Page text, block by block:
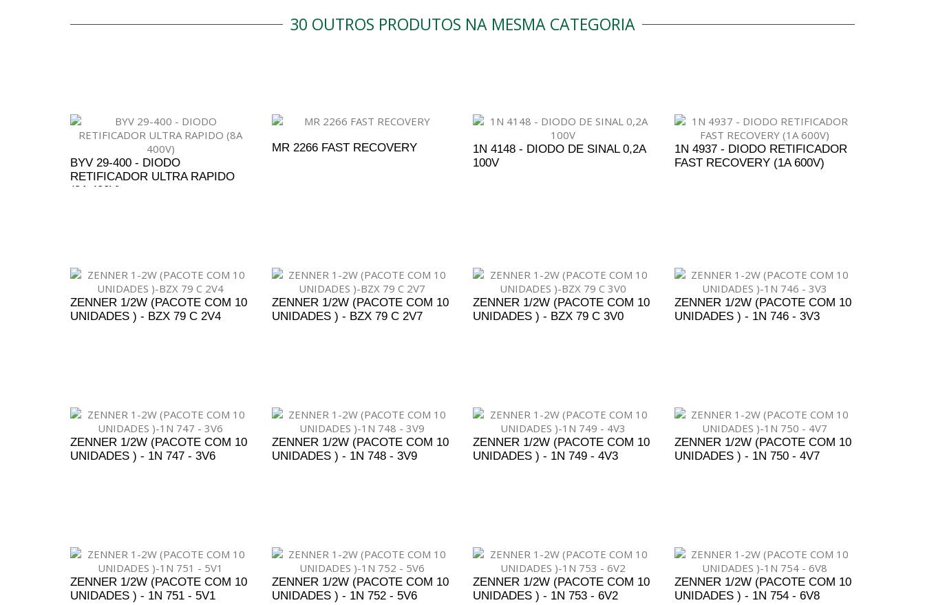
30 OUTROS PRODUTOS NA MESMA CATEGORIA
BYV 29-400 - DIODO
RETIFICADOR ULTRA RAPIDO
(8A 400V)
MR 2266 FAST RECOVERY
1N 4148 - DIODO DE SINAL 0,2A
100V
1N 4937 - DIODO RETIFICADOR
FAST RECOVERY (1A 600V)
ZENNER 1/2W (PACOTE COM 10
UNIDADES ) - BZX 79 C 2V4
ZENNER 1/2W (PACOTE COM 10
UNIDADES ) - BZX 79 C 2V7
ZENNER 1/2W (PACOTE COM 10
UNIDADES ) - BZX 79 C 3V0
ZENNER 1/2W (PACOTE COM 10
UNIDADES ) - 1N 746 - 3V3
ZENNER 1/2W (PACOTE COM 10
UNIDADES ) - 1N 747 - 3V6
ZENNER 1/2W (PACOTE COM 10
UNIDADES ) - 1N 748 - 3V9
ZENNER 1/2W (PACOTE COM 10
UNIDADES ) - 1N 749 - 4V3
ZENNER 1/2W (PACOTE COM 10
UNIDADES ) - 1N 750 - 4V7
ZENNER 1/2W (PACOTE COM 10
UNIDADES ) - 1N 751 - 5V1
ZENNER 1/2W (PACOTE COM 10
UNIDADES ) - 1N 752 - 5V6
ZENNER 1/2W (PACOTE COM 10
UNIDADES ) - 1N 753 - 6V2
ZENNER 1/2W (PACOTE COM 10
UNIDADES ) - 1N 754 - 6V8